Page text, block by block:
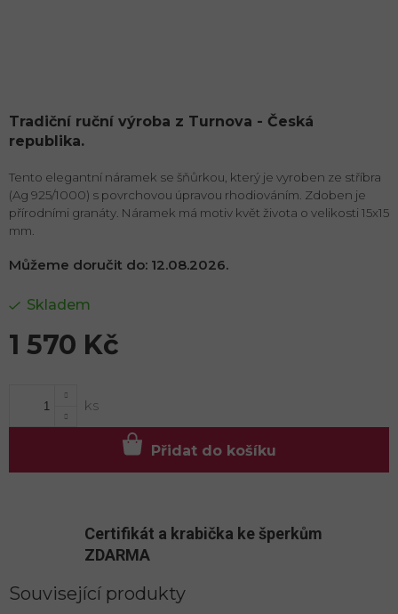
1 570 Kč
Skladem
Můžeme doručit do: 12.08.2026.
Přidat do košíku
Tradiční ruční výroba z Turnova - Česká
republika.
Tento elegantní náramek se šňůrkou, který je vyroben ze stříbra
(Ag 925/1000) s povrchovou úpravou rhodiováním. Zdoben je
přírodními granáty. Náramek má motiv květ života o velikosti 15x15
mm.
Certifikát a krabička ke šperkům
ZDARMA
Související produkty